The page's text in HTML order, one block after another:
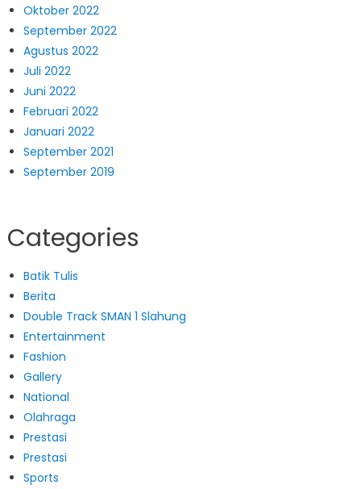
Oktober 2022
September 2022
Agustus 2022
Juli 2022
Juni 2022
Februari 2022
Januari 2022
September 2021
September 2019
Categories
Batik Tulis
Berita
Double Track SMAN 1 Slahung
Entertainment
Fashion
Gallery
National
Olahraga
Prestasi
Prestasi
Sports